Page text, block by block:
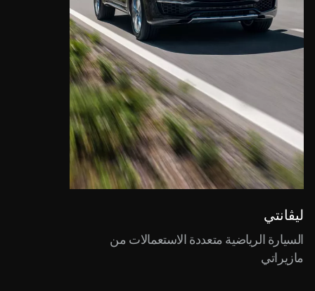
ليڤانتي
السيارة الرياضية متعددة الاستعمالات من
مازيراتي